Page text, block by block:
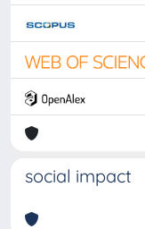
social impact